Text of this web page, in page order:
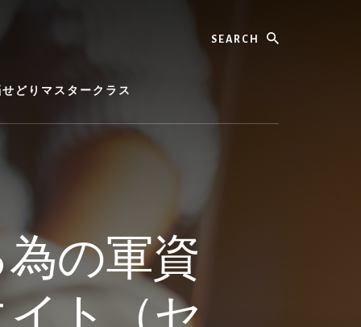
どりマスタークラス
の軍資
ト（セ